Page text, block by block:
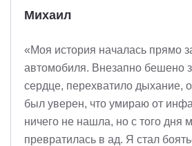
Михаил
«Моя история началась прямо
автомобиля. Внезапно бешено
сердце, перехватило дыхание,
был уверен, что умираю от
ничего не нашла, но с того дня
превратилась в ад. Я стал